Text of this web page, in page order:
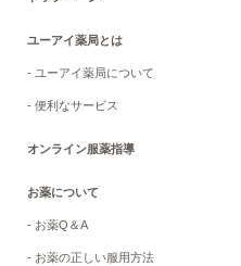
ユーアイ薬局とは
- ユーアイ薬局について
- 便利なサービス
オンライン服薬指導
お薬について
- お薬Q＆A
- お薬の正しい服用方法